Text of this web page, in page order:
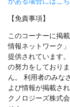
【免責事項】
このコーナーに掲
情報ネットワーク
提供されています
の努力をしており
ん。 利用者のみな
よび情報が掲載さ
クノロジーズ株式